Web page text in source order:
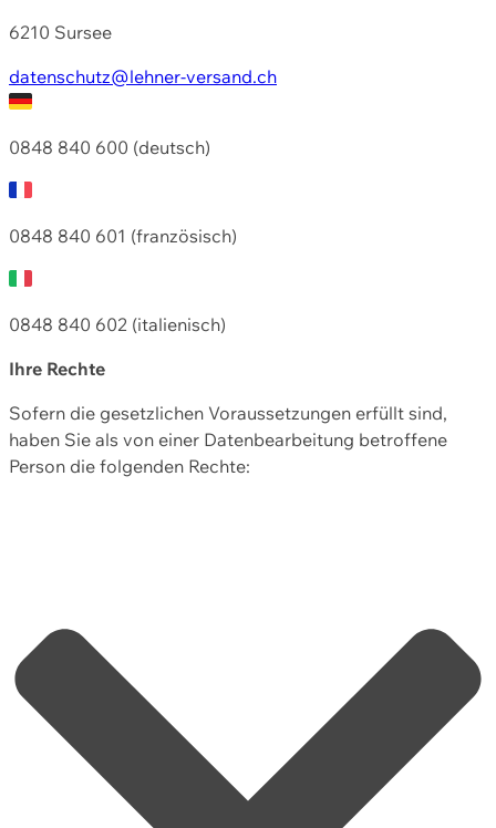
6210 Sursee
datenschutz@lehner-versand.ch
0848 840 600 (deutsch)
0848 840 601 (französisch)
0848 840 602 (italienisch)
Ihre Rechte
Sofern die gesetzlichen Voraussetzungen erfüllt sind,
haben Sie als von einer Datenbearbeitung betroffene
Person die folgenden Rechte: